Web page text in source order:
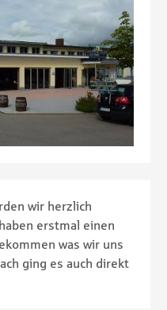
wir herzlich
erstmal einen
was wir uns
ging es auch direkt